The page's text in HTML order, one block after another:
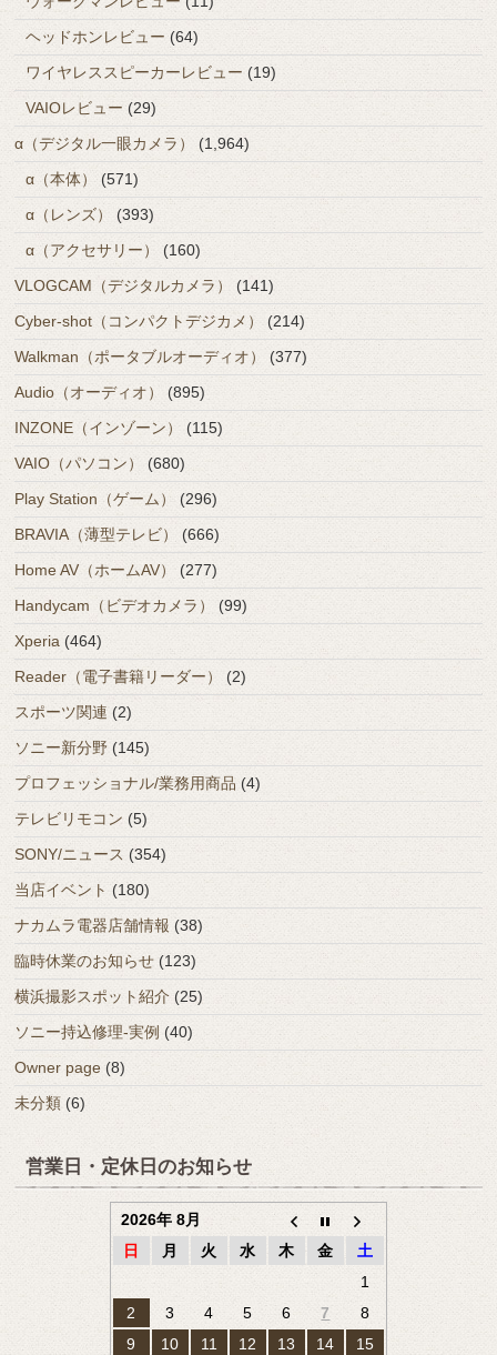
ヘッドホンレビュー (64)
ワイヤレススピーカーレビュー (19)
VAIOレビュー (29)
α（デジタル一眼カメラ）
(1,964)
α（本体）
(571)
α（レンズ）
(393)
α（アクセサリー）
(160)
VLOGCAM（デジタルカメラ）
(141)
Cyber-shot（コンパクトデジカメ）
(214)
Walkman（ポータブルオーディオ）
(377)
Audio（オーディオ）
(895)
INZONE（インゾーン）
(115)
VAIO（パソコン）
(680)
Play Station（ゲーム） (296)
BRAVIA（薄型テレビ）
(666)
Home AV（ホームAV）
(277)
Handycam（ビデオカメラ）
(99)
Xperia (464)
Reader（電子書籍リーダー）
(2)
スポーツ関連 (2)
ソニー新分野 (145)
プロフェッショナル/業務用商品 (4)
テレビリモコン (5)
SONY/ニュース (354)
当店イベント (180)
ナカムラ電器店舗情報 (38)
臨時休業のお知らせ (123)
横浜撮影スポット紹介 (25)
ソニー持込修理-実例 (40)
Owner page (8)
未分類 (6)
営業日・定休日のお知らせ
2026年 8月
日
月 火 水 木 金
土
1
2
3 4 5 6 7
8
9
10 11 12 13 14
15